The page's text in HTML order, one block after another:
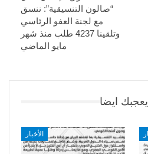
“صالون التنسيقية”: ننسق
مع لجنة العفو الرئاسي
وتلقينا 4237 طلب منذ شهر
مايو الماضي
ايضا
الأخبار